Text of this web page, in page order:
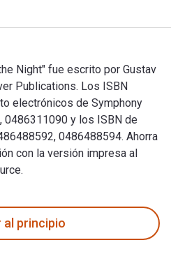
Night" fue escrito por Gustav
Publications. Los ISBN
electrónicos de Symphony
0486311090 y los ISBN de
0486488594. Ahorra
con la versión impresa al
al principio